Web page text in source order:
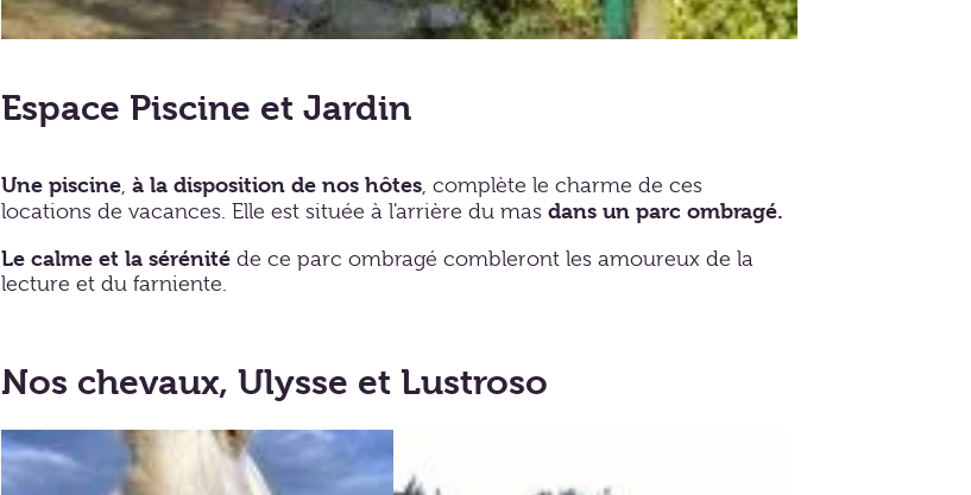
Espace Piscine et Jardin
Une piscine, à la disposition de nos hôtes, complète le charme de ces
locations de vacances. Elle est située à l'arrière du mas dans un parc ombragé.
Le calme et la sérénité de ce parc ombragé combleront les amoureux de la
lecture et du farniente.
Nos chevaux, Ulysse et Lustroso